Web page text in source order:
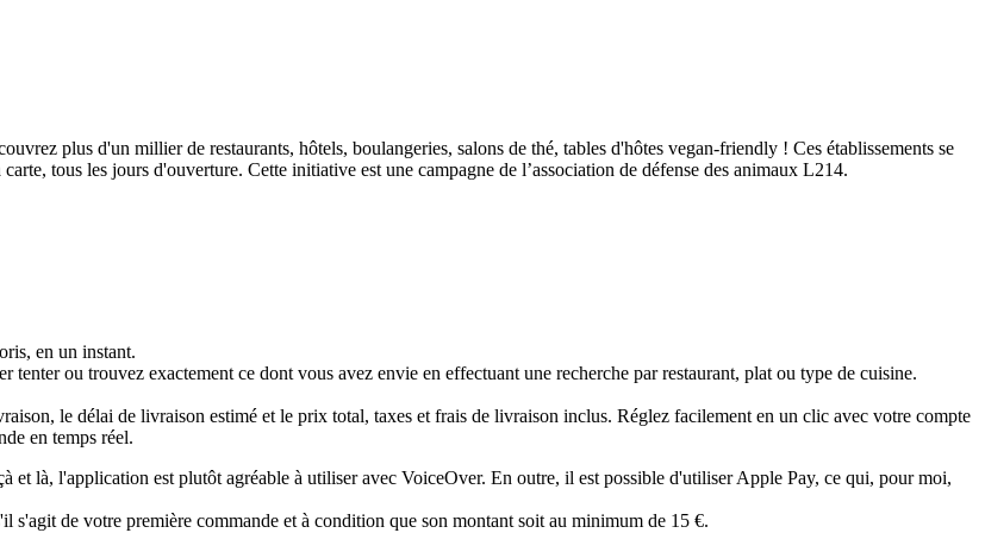
plus d'un millier de restaurants, hôtels, boulangeries, salons de thé, tables d'hôtes vegan-friendly ! Ces établissements se
tous les jours d'ouverture. Cette initiative est une campagne de l’association de défense des animaux L214.
en un instant.
tenter ou trouvez exactement ce dont vous avez envie en effectuant une recherche par restaurant, plat ou type de cuisine.
le délai de livraison estimé et le prix total, taxes et frais de livraison inclus. Réglez facilement en un clic avec votre compte
en temps réel.
et là, l'application est plutôt agréable à utiliser avec VoiceOver. En outre, il est possible d'utiliser Apple Pay, ce qui, pour moi,
de votre première commande et à condition que son montant soit au minimum de 15 €.